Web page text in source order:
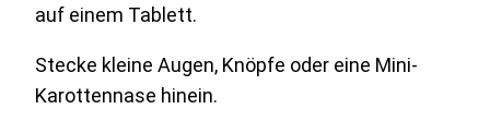
auf einem Tablett.
Stecke kleine Augen, Knöpfe oder eine Mini-
Karottennase hinein.